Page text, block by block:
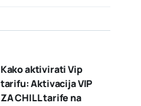
Kako aktivirati Vip
tarifu: Aktivacija VIP
ZA CHILL tarife na